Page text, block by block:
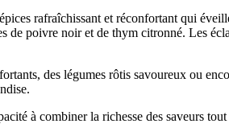
rafraîchissant et réconfortant qui
de poivre noir et de thym citronné. Les
des légumes rôtis savoureux ou
à combiner la richesse des saveurs